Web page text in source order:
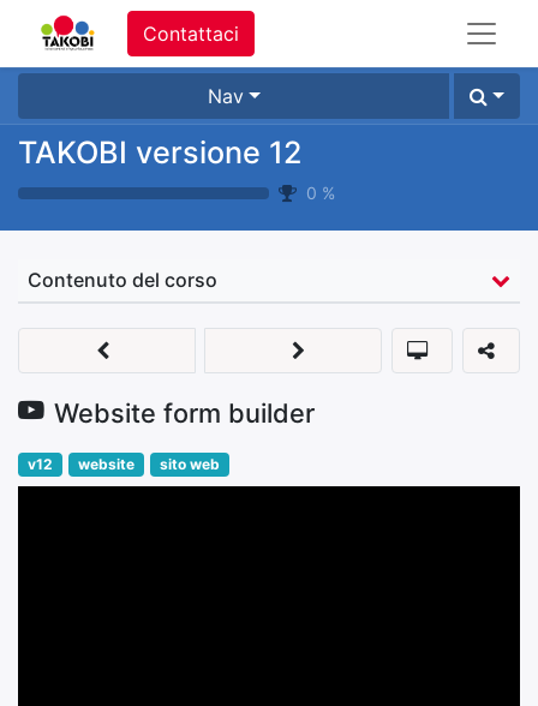
Contattaci
Nav
TAKOBI versione 12
0 %
Contenuto del corso
Website form builder
v12 website sito web